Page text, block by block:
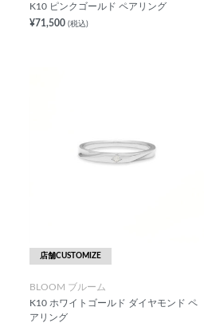
K10 ピンクゴールド ペアリング
¥71,500 (税込)
店舗CUSTOMIZE
BLOOM ブルーム
K10 ホワイトゴールド ダイヤモンド ペ
アリング